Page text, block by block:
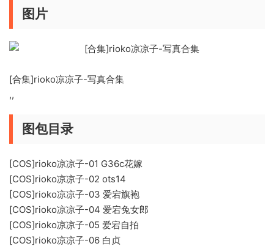
图片
[合集]rioko凉凉子-写真合集
,,
图包目录
[COS]rioko凉凉子-01 G36c花嫁
[COS]rioko凉凉子-02 ots14
[COS]rioko凉凉子-03 爱宕旗袍
[COS]rioko凉凉子-04 爱宕兔女郎
[COS]rioko凉凉子-05 爱宕自拍
[COS]rioko凉凉子-06 白贞